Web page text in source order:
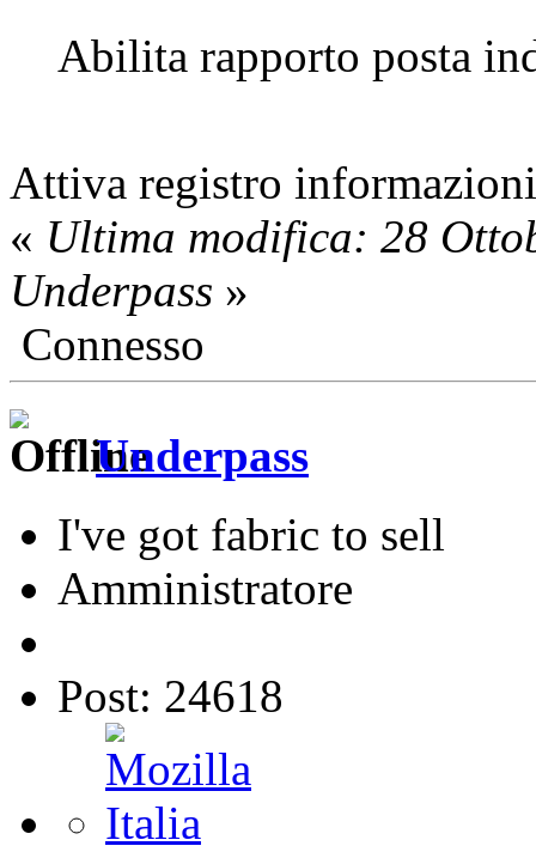
Abilita rapporto posta
Attiva registro
« Ultima modifica: 28
Underpass »
Connesso
Underpass
I've got fabric to sell
Amministratore
Post: 24618